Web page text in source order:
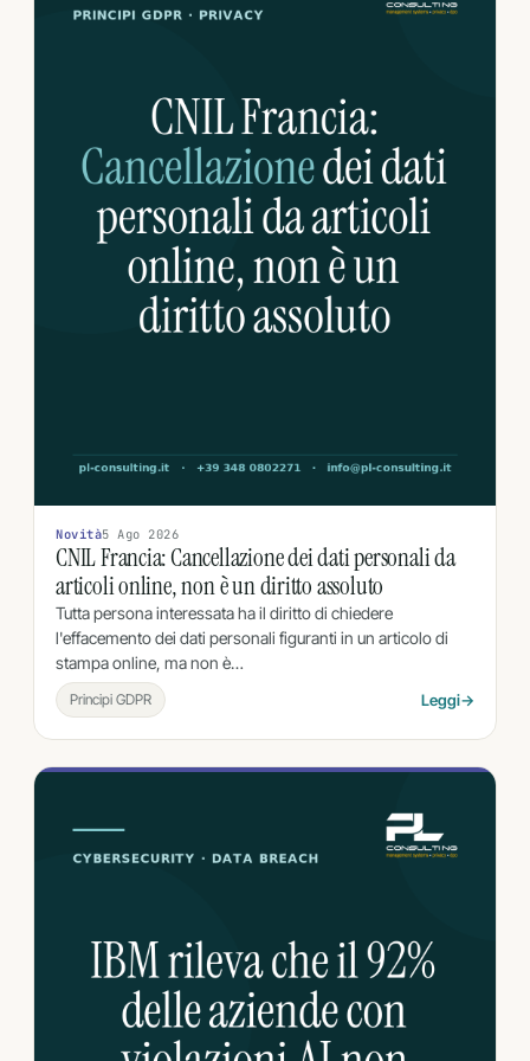
Novità5 Ago 2026
CNIL Francia: Cancellazione dei dati personali da
articoli online, non è un diritto assoluto
Tutta persona interessata ha il diritto di chiedere
l'effacemento dei dati personali figuranti in un articolo di
stampa online, ma non è…
Principi GDPR Leggi→